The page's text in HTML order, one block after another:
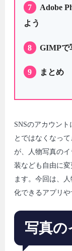
7
Adobe
よう
8 GIMPで
9 まとめ
SNSのアカウン
とではなくなっ
が、人物写真の
装なども自由に
ます。今回は、
化できるアプリや
写真の